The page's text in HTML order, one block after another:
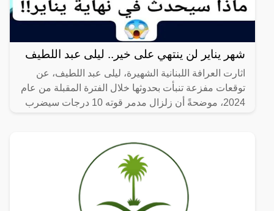
شهر يناير لن ينتهي على خير.. ليلى عبد اللطيف
اثارت العرافة اللبنانية الشهيرة، ليلى عبد اللطيف، عن
توقعات مفزعة تنبأت بحدوثها خلال الفترة المقبلة من عام
2024، موضحةً أن زلزال مدمر قوته 10 درجات سيضرب